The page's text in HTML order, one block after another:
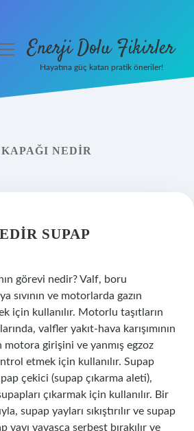
Enerji Dolu Fikirler
Hayatına güç katan pratik öneriler!
KAPAĞI NEDIR
SUPAP
görevi nedir? Valf, boru
sıvının ve motorlarda gazın
için kullanılır. Motorlu taşıtların
valfler yakıt-hava karışımının
motora girişini ve yanmış egzoz
etmek için kullanılır. Supap
çekici (supap çıkarma aleti),
çıkarmak için kullanılır. Bir
supap yayları sıkıştırılır ve supap
yayı yavaşça serbest bırakılır ve